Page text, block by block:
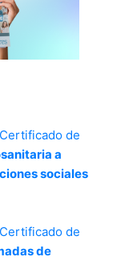
de
a
sociales
de
de